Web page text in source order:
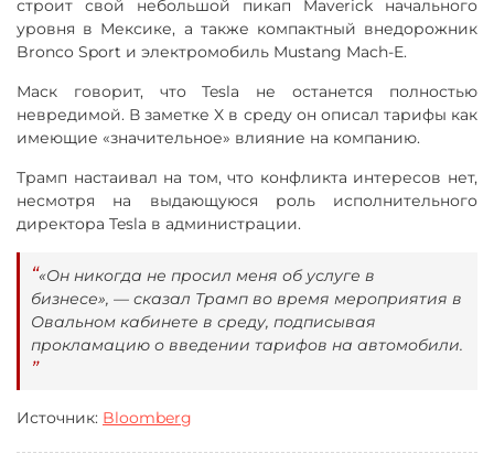
строит свой небольшой пикап Maverick начального
уровня в Мексике, а также компактный внедорожник
Bronco Sport и электромобиль Mustang Mach-E.
Маск говорит, что Tesla не останется полностью
невредимой. В заметке X в среду он описал тарифы как
имеющие «значительное» влияние на компанию.
Трамп настаивал на том, что конфликта интересов нет,
несмотря на выдающуюся роль исполнительного
директора Tesla в администрации.
«Он никогда не просил меня об услуге в
бизнесе», — сказал Трамп во время мероприятия в
Овальном кабинете в среду, подписывая
прокламацию о введении тарифов на автомобили.
Источник: Bloomberg